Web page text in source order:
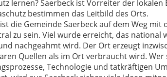
lernen? Saerbeck ist Vorreiter der
bestimmen das Leitbild des Orts.
die Gemeinde Saerbeck auf dem Weg mit
zu sein. Viel wurde erreicht, das national
nachgeahmt wird. Der Ort erzeugt
Quellen als im Ort verbraucht wird.
Technologie und tatkräftigen